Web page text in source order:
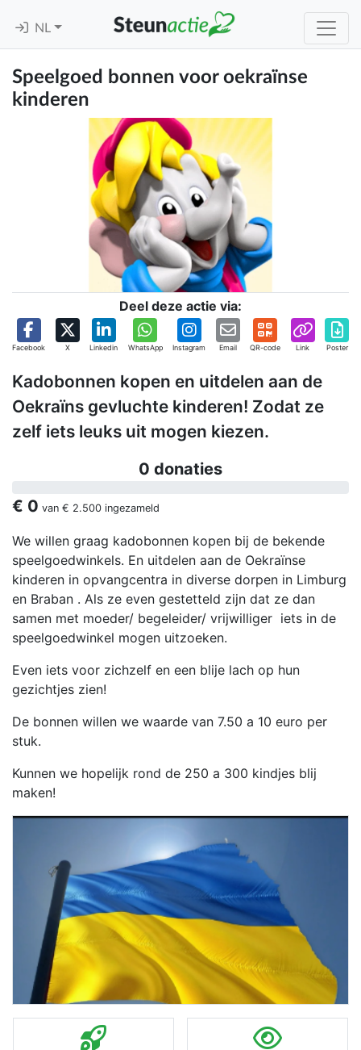
NL
Speelgoed bonnen voor oekraïnse
kinderen
Deel deze actie via:
Facebook X Linkedin WhatsApp Instagram Email QR-code Link Poster
Kadobonnen kopen en uitdelen aan de
Oekraïns gevluchte kinderen! Zodat ze
zelf iets leuks uit mogen kiezen.
0 donaties
€ 0 van € 2.500 ingezameld
We willen graag kadobonnen kopen bij de bekende
speelgoedwinkels. En uitdelen aan de Oekraïnse
kinderen in opvangcentra in diverse dorpen in Limburg
en Braban . Als ze even gestetteld zijn dat ze dan
samen met moeder/ begeleider/ vrijwilliger iets in de
speelgoedwinkel mogen uitzoeken.
Even iets voor zichzelf en een blije lach op hun
gezichtjes zien!
De bonnen willen we waarde van 7.50 a 10 euro per
stuk.
Kunnen we hopelijk rond de 250 a 300 kindjes blij
maken!